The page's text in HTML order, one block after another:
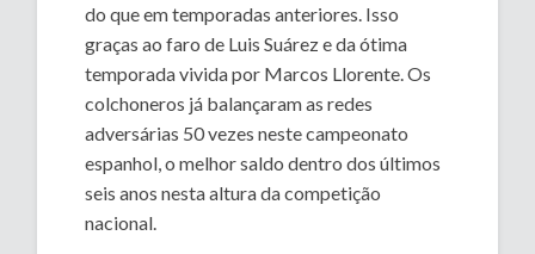
do que em temporadas anteriores. Isso
graças ao faro de Luis Suárez e da ótima
temporada vivida por Marcos Llorente. Os
colchoneros já balançaram as redes
adversárias 50 vezes neste campeonato
espanhol, o melhor saldo dentro dos últimos
seis anos nesta altura da competição
nacional.